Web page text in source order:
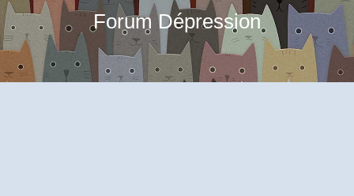
Forum Dépression